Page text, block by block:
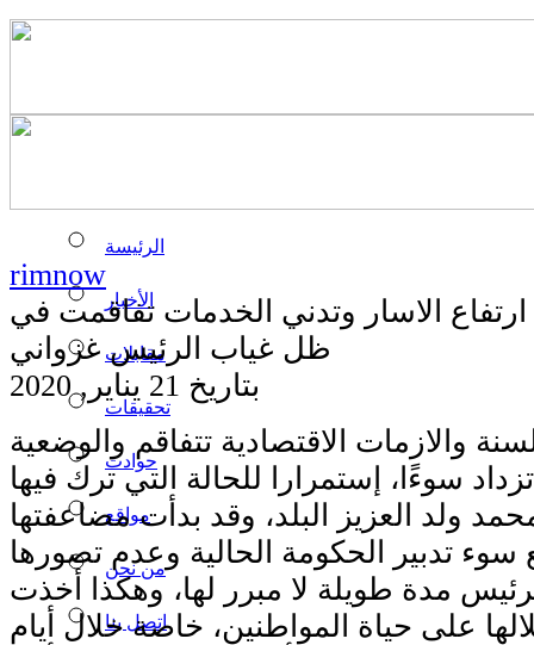
الرئيسة
الأخبار
مقابلات
تحقيقات
حوادث
مواقع
من نحن
اتصل بنا
rimnow
الاسار وتدني الخدمات تفاقمت في
ظل غياب الرئيس غزواني
بتاريخ 21 يناير, 2020
والازمات الاقتصادية تتفاقم والوضعية
سوءًا، إستمرارا للحالة التي ترك فيها
ولد العزيز البلد، وقد بدأت مضاعفتها
تدبير الحكومة الحالية وعدم تصورها
مدة طويلة لا مبرر لها، وهكذا أخذت
على حياة المواطنين، خاصة خلال أيام